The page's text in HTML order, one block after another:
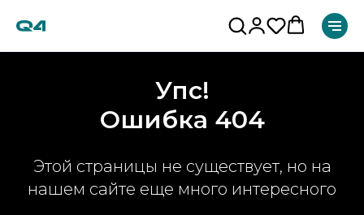
Упс!
Ошибка 404
Этой страницы не существует, но на
нашем сайте еще много интересного